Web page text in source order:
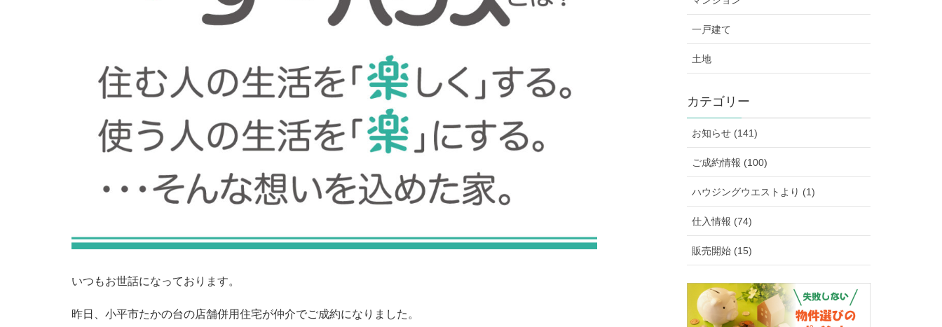
いつもお世話になっております。
昨日、小平市たかの台の店舗併用住宅が仲介でご成約になりました。
一戸建て
土地
カテゴリー
お知らせ (141)
ご成約情報 (100)
ハウジングウエストより (1)
仕入情報 (74)
販売開始 (15)